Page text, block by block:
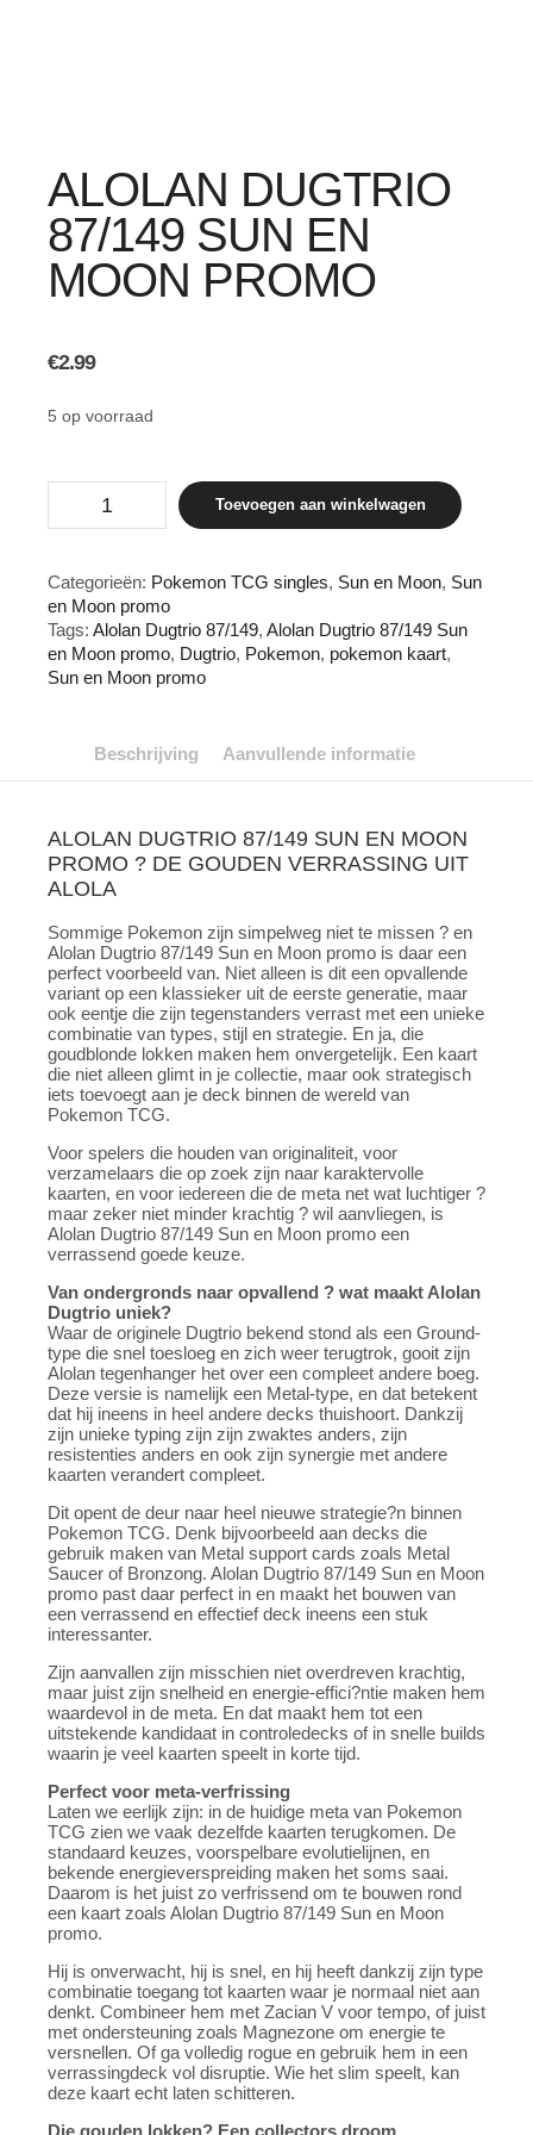
ALOLAN DUGTRIO
87/149 SUN EN
MOON PROMO
€2.99
5 op voorraad
87/149
en
Moon
promo
aantal
Toevoegen aan winkelwagen
Categorieën: Pokemon TCG singles, Sun en Moon, Sun
en Moon promo
Tags: Alolan Dugtrio 87/149, Alolan Dugtrio 87/149 Sun
en Moon promo, Dugtrio, Pokemon, pokemon kaart,
Sun en Moon promo
Beschrijving Aanvullende informatie
ALOLAN DUGTRIO 87/149 SUN EN MOON
PROMO ? DE GOUDEN VERRASSING UIT
ALOLA
Sommige Pokemon zijn simpelweg niet te missen ? en
Alolan Dugtrio 87/149 Sun en Moon promo is daar een
perfect voorbeeld van. Niet alleen is dit een opvallende
variant op een klassieker uit de eerste generatie, maar
ook eentje die zijn tegenstanders verrast met een unieke
combinatie van types, stijl en strategie. En ja, die
goudblonde lokken maken hem onvergetelijk. Een kaart
die niet alleen glimt in je collectie, maar ook strategisch
iets toevoegt aan je deck binnen de wereld van
Pokemon TCG.
Voor spelers die houden van originaliteit, voor
verzamelaars die op zoek zijn naar karaktervolle
kaarten, en voor iedereen die de meta net wat luchtiger ?
maar zeker niet minder krachtig ? wil aanvliegen, is
Alolan Dugtrio 87/149 Sun en Moon promo een
verrassend goede keuze.
Van ondergronds naar opvallend ? wat maakt Alolan
Dugtrio uniek?
Waar de originele Dugtrio bekend stond als een Ground-
type die snel toesloeg en zich weer terugtrok, gooit zijn
Alolan tegenhanger het over een compleet andere boeg.
Deze versie is namelijk een Metal-type, en dat betekent
dat hij ineens in heel andere decks thuishoort. Dankzij
zijn unieke typing zijn zijn zwaktes anders, zijn
resistenties anders en ook zijn synergie met andere
kaarten verandert compleet.
Dit opent de deur naar heel nieuwe strategie?n binnen
Pokemon TCG. Denk bijvoorbeeld aan decks die
gebruik maken van Metal support cards zoals Metal
Saucer of Bronzong. Alolan Dugtrio 87/149 Sun en Moon
promo past daar perfect in en maakt het bouwen van
een verrassend en effectief deck ineens een stuk
interessanter.
Zijn aanvallen zijn misschien niet overdreven krachtig,
maar juist zijn snelheid en energie-effici?ntie maken hem
waardevol in de meta. En dat maakt hem tot een
uitstekende kandidaat in controledecks of in snelle builds
waarin je veel kaarten speelt in korte tijd.
Perfect voor meta-verfrissing
Laten we eerlijk zijn: in de huidige meta van Pokemon
TCG zien we vaak dezelfde kaarten terugkomen. De
standaard keuzes, voorspelbare evolutielijnen, en
bekende energieverspreiding maken het soms saai.
Daarom is het juist zo verfrissend om te bouwen rond
een kaart zoals Alolan Dugtrio 87/149 Sun en Moon
promo.
Hij is onverwacht, hij is snel, en hij heeft dankzij zijn type
combinatie toegang tot kaarten waar je normaal niet aan
denkt. Combineer hem met Zacian V voor tempo, of juist
met ondersteuning zoals Magnezone om energie te
versnellen. Of ga volledig rogue en gebruik hem in een
verrassingdeck vol disruptie. Wie het slim speelt, kan
deze kaart echt laten schitteren.